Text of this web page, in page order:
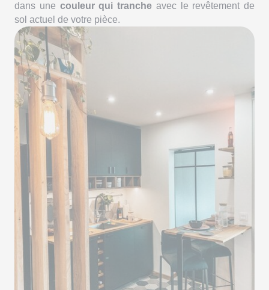
dans une couleur qui tranche avec le revêtement de
sol actuel de votre pièce.